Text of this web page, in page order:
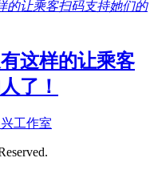
这样的让乘客
了！
工作室